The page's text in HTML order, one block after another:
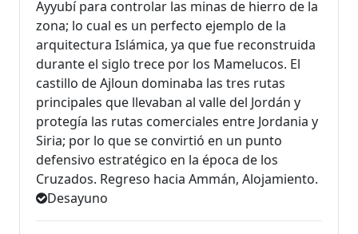
Ayyubí para controlar las minas de hierro de la
zona; lo cual es un perfecto ejemplo de la
arquitectura Islámica, ya que fue reconstruida
durante el siglo trece por los Mamelucos. El
castillo de Ajloun dominaba las tres rutas
principales que llevaban al valle del Jordán y
protegía las rutas comerciales entre Jordania y
Siria; por lo que se convirtió en un punto
defensivo estratégico en la época de los
Cruzados. Regreso hacia Ammán, Alojamiento.
Desayuno